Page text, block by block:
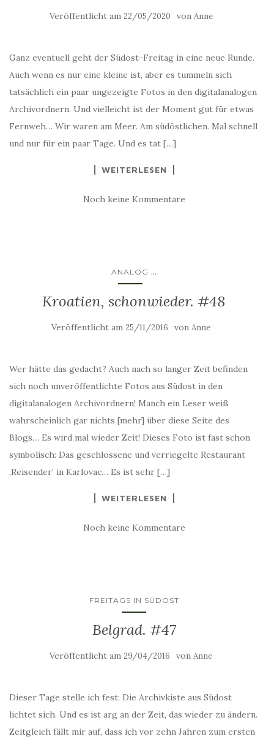
Veröffentlicht am 22/05/2020 von Anne
Ganz eventuell geht der Südost-Freitag in eine neue Runde.
Auch wenn es nur eine kleine ist, aber es tummeln sich
tatsächlich ein paar ungezeigte Fotos in den digitalanalogen
Archivordnern. Und vielleicht ist der Moment gut für etwas
Fernweh… Wir waren am Meer. Am südöstlichen. Mal schnell
und nur für ein paar Tage. Und es tat […]
WEITERLESEN
Noch keine Kommentare
ANALOG ...
Kroatien, schonwieder. #48
Veröffentlicht am 25/11/2016 von Anne
Wer hätte das gedacht? Auch nach so langer Zeit befinden
sich noch unveröffentlichte Fotos aus Südost in den
digitalanalogen Archivordnern! Manch ein Leser weiß
wahrscheinlich gar nichts [mehr] über diese Seite des
Blogs… Es wird mal wieder Zeit! Dieses Foto ist fast schon
symbolisch: Das geschlossene und verriegelte Restaurant
‚Reisender‘ in Karlovac… Es ist sehr […]
WEITERLESEN
Noch keine Kommentare
FREITAGS IN SÜDOST
Belgrad. #47
Veröffentlicht am 29/04/2016 von Anne
Dieser Tage stelle ich fest: Die Archivkiste aus Südost
lichtet sich. Und es ist arg an der Zeit, das wieder zu ändern.
Zeitgleich fällt mir auf, dass ich vor zehn Jahren zum ersten